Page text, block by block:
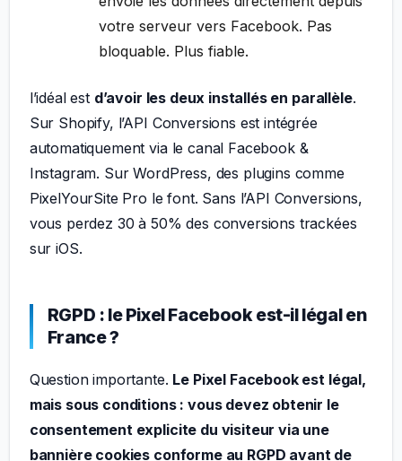
votre serveur vers Facebook. Pas
bloquable. Plus fiable.
l’idéal est d’avoir les deux installés en parallèle.
Sur Shopify, l’API Conversions est intégrée
automatiquement via le canal Facebook &
Instagram. Sur WordPress, des plugins comme
PixelYourSite Pro le font. Sans l’API Conversions,
vous perdez 30 à 50% des conversions trackées
sur iOS.
RGPD : le Pixel Facebook est-il légal en
France ?
Question importante. Le Pixel Facebook est légal,
mais sous conditions : vous devez obtenir le
consentement explicite du visiteur via une
bannière cookies conforme au RGPD avant de